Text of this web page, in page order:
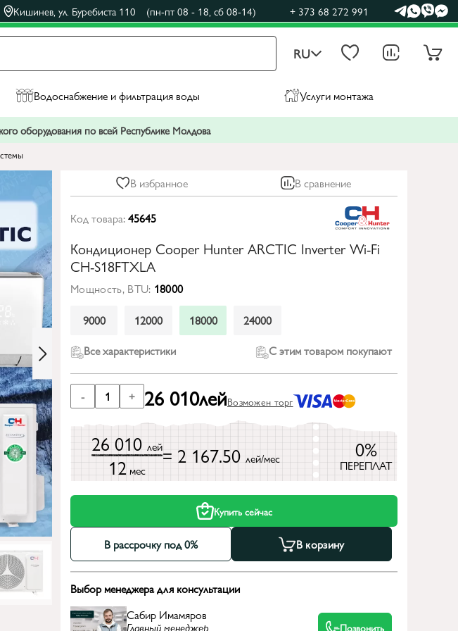
Кишинев, ул. Буребиста 110 (пн-пт 08 - 18, сб 08-14) + 373 68 272 991
RU
Водоснабжение и фильтрация воды Услуги монтажа
оборудования по всей Республике Молдова
В избранное В сравнение
Код товара:45645
Кондиционер Cooper Hunter ARCTIC Inverter Wi-Fi
CH-S18FTXLA
Мощность, BTU: 18000
9000
12000 18000
24000
Все характеристики
С этим товаром покупают
- 1 + 26 010лейВозможен торг
26 010 лей
12мес
= 2 167.50 лей/мес 0%
ПЕРЕПЛАТ
Купить сейчас
В рассрочку под 0% В корзину
Выбор менеджера для консультации
Сабир Имамяров
Главный менеджер Позвонить